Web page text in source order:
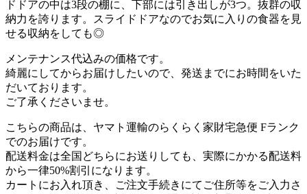
ドドアの中は3段の棚に、下部には引き出しが3つ。抜群の収
納力を誇ります。スライドドアなのでお気に入りの食器を見
せる収納をしても◎
メンテナンス代込みの価格です。
綺麗にしてからお届けしたいので、発送までにお時間をいた
だいております。
ご了承くださいませ。
こちらの商品は、ヤマト運輸のらくらく家財宅急便 Fランク
でのお届けです。
配送料金は全国どちらにお送りしても、実際にかかる配送料
から一律50%割引になります。
カートにお入れ頂き、ご注文手続きにてご住所等をご入力さ